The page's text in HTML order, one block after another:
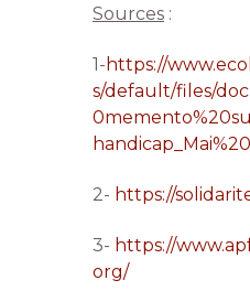
Sources :
1- https://
s/default/files/
2- https://
3- https://
org/